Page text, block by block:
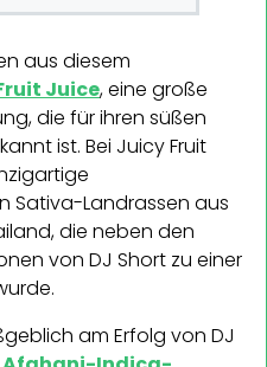
aus diesem
Juice, eine große
die für ihren süßen
ist. Bei Juicy Fruit
Sativa-Landrassen aus
die neben den
von DJ Short zu einer
am Erfolg von DJ